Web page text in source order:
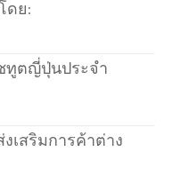
ดย:
ทูตญี่ปุ่นประจำ
งเสริมการค้าต่าง